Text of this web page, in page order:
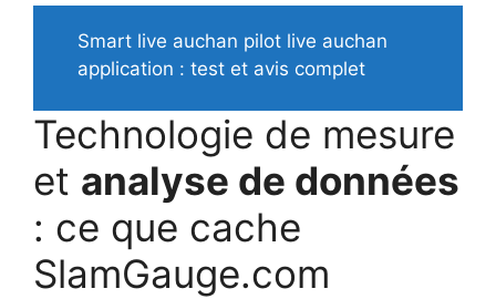
Smart live auchan pilot live auchan
application : test et avis complet
Technologie de mesure
et analyse de données
: ce que cache
SlamGauge.com